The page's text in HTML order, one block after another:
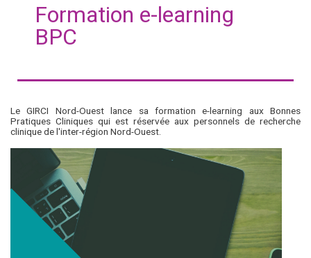
Formation e-learning
BPC
Le GIRCI Nord-Ouest lance sa formation e-learning aux Bonnes
Pratiques Cliniques qui est réservée aux personnels de recherche
clinique de l'inter-région Nord-Ouest.